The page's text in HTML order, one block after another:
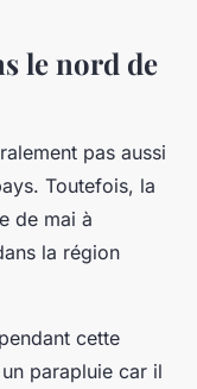
le nord de
pas aussi
Toutefois, la
de mai à
la région
cette
parapluie car il